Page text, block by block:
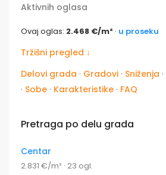
Aktivnih oglasa
Ovaj oglas: 2.468 €/m² · u proseku
Tržišni pregled ↓
Delovi grada · Gradovi · Sniženja ·
· Sobe · Karakteristike · FAQ
Pretraga po delu grada
Centar
2.831 €/m² · 23 ogl.